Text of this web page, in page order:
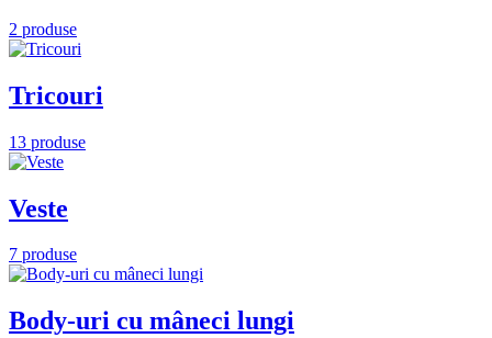
2 produse
Tricouri
13 produse
Veste
7 produse
Body-uri cu mâneci lungi